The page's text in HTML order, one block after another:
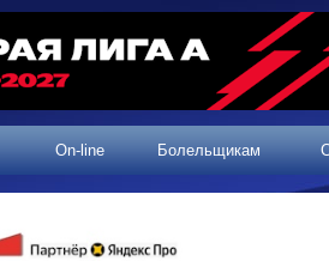
On-line Болельщикам